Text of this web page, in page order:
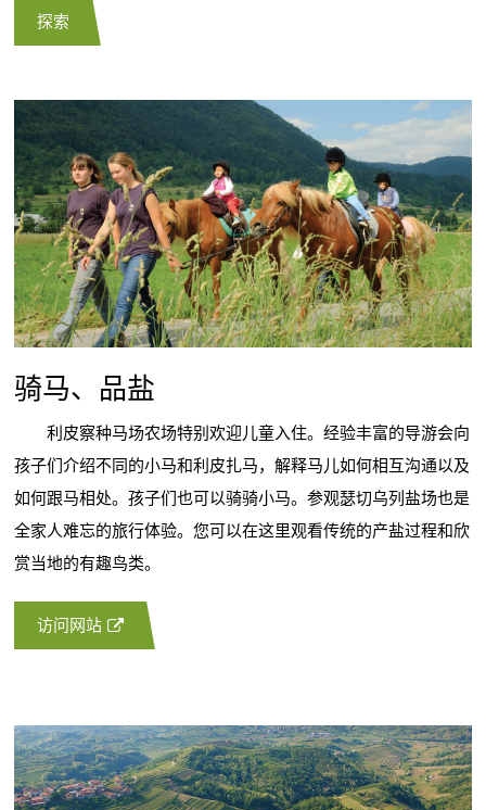
探索
骑马、品盐
利皮察种马场农场特别欢迎儿童入住。经验丰富的导游会向
孩子们介绍不同的小马和利皮扎马，解释马儿如何相互沟通以及
如何跟马相处。孩子们也可以骑骑小马。参观瑟切乌列盐场也是
全家人难忘的旅行体验。您可以在这里观看传统的产盐过程和欣
赏当地的有趣鸟类。
访问网站